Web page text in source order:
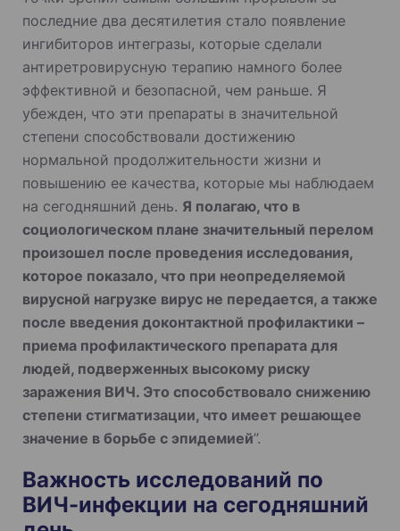
последние два десятилетия стало появление
ингибиторов интегразы, которые сделали
антиретровирусную терапию намного более
эффективной и безопасной, чем раньше. Я
убежден, что эти препараты в значительной
степени способствовали достижению
нормальной продолжительности жизни и
повышению ее качества, которые мы наблюдаем
на сегодняшний день. Я полагаю, что в
социологическом плане значительный перелом
произошел после проведения исследования,
которое показало, что при неопределяемой
вирусной нагрузке вирус не передается, а также
после введения доконтактной профилактики –
приема профилактического препарата для
людей, подверженных высокому риску
заражения ВИЧ. Это способствовало снижению
степени стигматизации, что имеет решающее
значение в борьбе с эпидемией”.
Важность исследований по
ВИЧ-инфекции на сегодняшний